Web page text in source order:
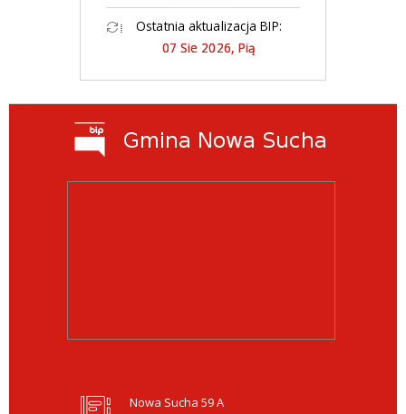
Ostatnia aktualizacja BIP:
07 Sie 2026, Pią
Nowa Sucha 59 A